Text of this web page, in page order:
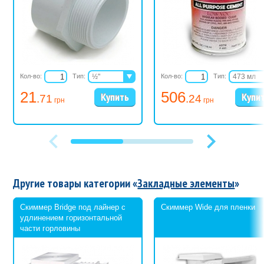
21.71 грн
Кол-во: Тип:
½"
¾"
1¼"
2½"
506.24 грн
Кол-во: Тип:
473 мл
946 мл
Другие товары категории «Закладные элементы»
Скиммер Bridge под лайнер с
удлинением горизонтальной
части горловины
Скиммер Wide для пленки